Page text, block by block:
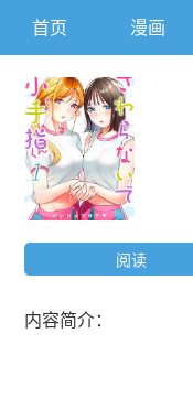
首页 漫画
阅读
内容简介：